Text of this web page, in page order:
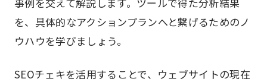
を、具体的なアクションプランへと繋げるためのノ
ウハウを学びましょう。
SEOチェキを活用することで、ウェブサイトの現在